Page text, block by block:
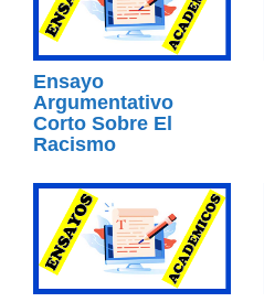
Ensayo
Argumentativo
Corto Sobre El
Racismo